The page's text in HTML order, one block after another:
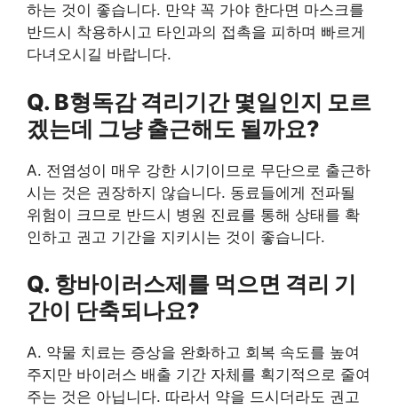
하는 것이 좋습니다. 만약 꼭 가야 한다면 마스크를
반드시 착용하시고 타인과의 접촉을 피하며 빠르게
다녀오시길 바랍니다.
Q. B형독감 격리기간 몇일인지 모르
겠는데 그냥 출근해도 될까요?
A. 전염성이 매우 강한 시기이므로 무단으로 출근하
시는 것은 권장하지 않습니다. 동료들에게 전파될
위험이 크므로 반드시 병원 진료를 통해 상태를 확
인하고 권고 기간을 지키시는 것이 좋습니다.
Q. 항바이러스제를 먹으면 격리 기
간이 단축되나요?
A. 약물 치료는 증상을 완화하고 회복 속도를 높여
주지만 바이러스 배출 기간 자체를 획기적으로 줄여
주는 것은 아닙니다. 따라서 약을 드시더라도 권고